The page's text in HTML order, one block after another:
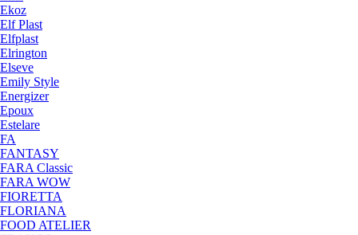
Ekoz
Elf Plast
Elfplast
Elrington
Elseve
Emily Style
Energizer
Epoux
Estelare
FA
FANTASY
FARA Classic
FARA WOW
FIORETTA
FLORIANA
FOOD ATELIER